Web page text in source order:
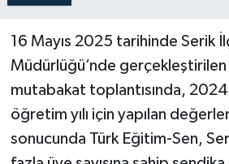
16 Mayıs 2025 tarihinde Serik
Müdürlüğü’nde gerçekleştirilen
mutabakat toplantısında,
öğretim yılı için yapılan
sonucunda Türk Eğitim-Sen,